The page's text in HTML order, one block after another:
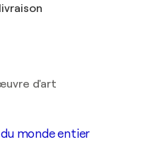
d'art
monde entier